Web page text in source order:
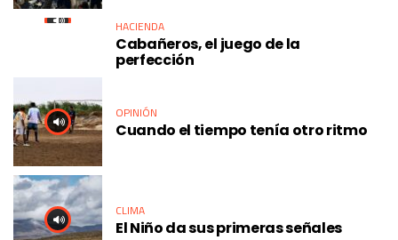
HACIENDA
Cabañeros, el juego de la
perfección
OPINIÓN
Cuando el tiempo tenía otro ritmo
CLIMA
El Niño da sus primeras señales